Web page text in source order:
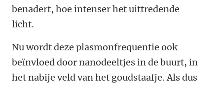
benadert, hoe intenser het uittredende
licht.
Nu wordt deze plasmonfrequentie ook
beïnvloed door nanodeeltjes in de buurt, in
het nabije veld van het goudstaafje. Als dus